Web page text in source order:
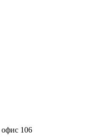
офис 106